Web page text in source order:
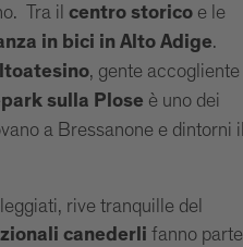
Tra il centro storico e le
in bici in Alto Adige.
, gente accogliente
sulla Plose è uno dei
a Bressanone e dintorni il
rive tranquille del
canederli fanno parte